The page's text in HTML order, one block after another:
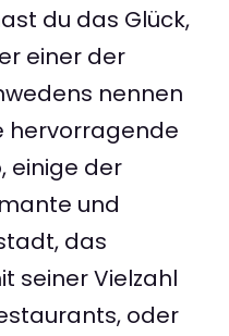
du das Glück,
einer der
nennen
hervorragende
einige der
und
das
seiner Vielzahl
oder